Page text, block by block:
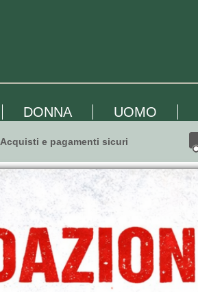
DONNA UOMO
Acquisti e pagamenti sicuri